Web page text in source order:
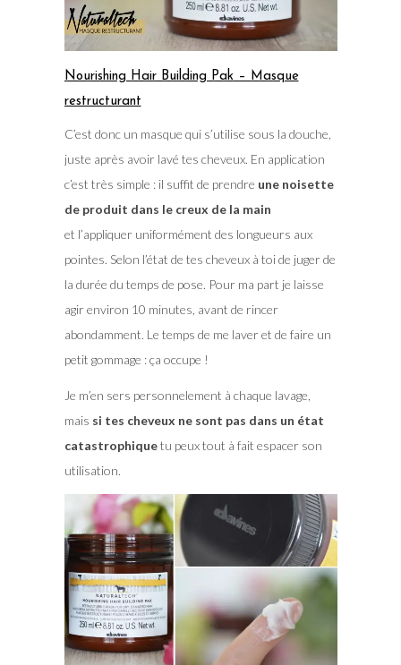
Nourishing Hair Building Pak – Masque
restructurant
C’est donc un masque qui s’utilise sous la douche,
juste après avoir lavé tes cheveux. En application
c’est très simple : il suffit de prendre une noisette
de produit dans le creux de la main
et l’appliquer uniformément des longueurs aux
pointes. Selon l’état de tes cheveux à toi de juger de
la durée du temps de pose. Pour ma part je laisse
agir environ 10 minutes, avant de rincer
abondamment. Le temps de me laver et de faire un
petit gommage : ça occupe !
Je m’en sers personnelement à chaque lavage,
mais si tes cheveux ne sont pas dans un état
catastrophiquetu peux tout à fait espacer son
utilisation.